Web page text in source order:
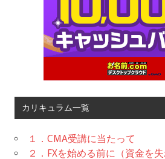
カリキュラム一覧
１．CMA受講に当たって
２．FXを始める前に（資金を